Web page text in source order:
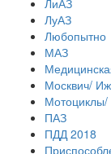
ЛиАЗ
ЛуАЗ
Любопытно
МАЗ
Москвич/ Иж
Мотоциклы/
ПАЗ
ПДД 2018